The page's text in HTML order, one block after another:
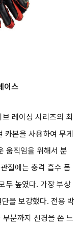
이스
레이싱 시리즈의 최
카본을 사용하여 무게
움직임을 위해서 분
절에는 충격 흡수 폼
두 높였다. 가장 부상
을 보강했다. 전용 박
분까지 신경을 쓴 느